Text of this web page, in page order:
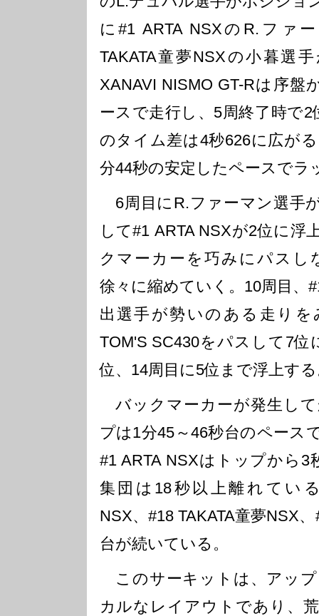
に#1 ARTA NSXのR.ファ
TAKATA童夢NSXの小暮選
XANAVI NISMO GT-Rは序盤
ースで走行し、5周終了時で
のタイム差は4秒626に広が
分44秒の安定したペースでラ
6周目にR.ファーマン選手
して#1 ARTA NSXが2位に浮
クマーカーを巧みにパスし
徐々に縮めていく。10周目、
出選手が勢いのある走りを
TOM'S SC430をパスして7
位、14周目に5位まで浮上す
バックマーカーが発生し
プは1分45～46秒台のペース
#1 ARTA NSXはトップから3
集団は18秒以上離れてい
NSX、#18 TAKATA童夢NSX
台が続いている。
このサーキットは、アッ
カルなレイアウトであり、